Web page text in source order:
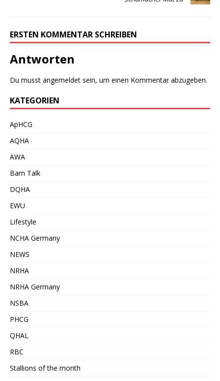
ERSTEN KOMMENTAR SCHREIBEN
Antworten
Du musst angemeldet sein, um einen Kommentar abzugeben.
KATEGORIEN
ApHCG
AQHA
AWA
Barn Talk
DQHA
EWU
Lifestyle
NCHA Germany
NEWS
NRHA
NRHA Germany
NSBA
PHCG
QHAL
RBC
Stallions of the month